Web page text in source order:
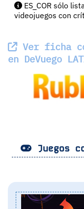
ES_COR sólo
videojuegos con
Ver ficha
en DeVuego
Juegos